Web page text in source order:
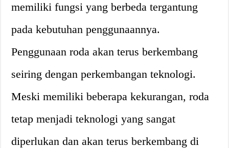
memiliki fungsi yang berbeda tergantung
pada kebutuhan penggunaannya.
Penggunaan roda akan terus berkembang
seiring dengan perkembangan teknologi.
Meski memiliki beberapa kekurangan, roda
tetap menjadi teknologi yang sangat
diperlukan dan akan terus berkembang di